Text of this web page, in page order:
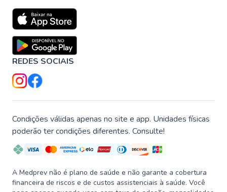
REDES SOCIAIS
Condições válidas apenas no site e app. Unidades físicas
poderão ter condições diferentes. Consulte!
A Medprev não é plano de saúde e não garante a cobertura
financeira de riscos e de custos assistenciais à saúde. Você